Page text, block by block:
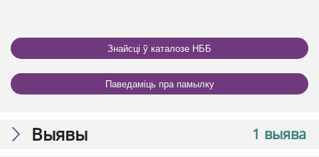
Знайсці ў каталозе НББ
Паведаміць пра памылку
1 выява
Выявы